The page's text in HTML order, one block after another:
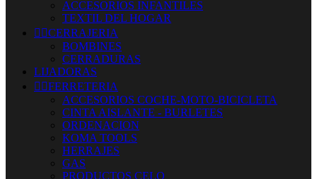
ACCESORIOS INFANTILES
TEXTIL DEL HOGAR
 CERRAJERIA
BOMBINES
CERRADURAS
LIJADORAS
 FERRETERIA
ACCESORIOS COCHE-MOTO-BICICLETA
CINTA AISLANTE - BURLETES
ORDENACION
KOMA TOOLS
HERRAJES
GAS
PRODUCTOS CELO